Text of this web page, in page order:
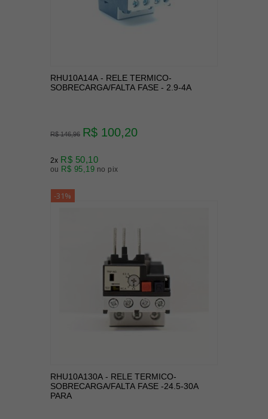
RHU10A14A - RELE TERMICO-
SOBRECARGA/FALTA FASE - 2.9-4A
R$ 146,96 R$ 100,20
2x R$ 50,10
ou R$ 95,19 no pix
-31%
RHU10A130A - RELE TERMICO-
SOBRECARGA/FALTA FASE -24.5-30A
PARA